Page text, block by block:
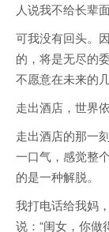
人说我不给长辈面
可我没有回头。
的，将是无尽的
不愿意在未来的
走出酒店，世界
走出酒店的那一
一口气，感觉整
的是一种解脱。
我打电话给我妈
说：“闺女，你